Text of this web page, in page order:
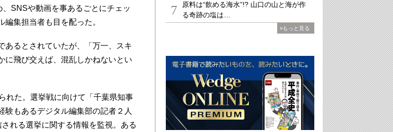
SNSや動画を事あるごとにチェッ
集担当者も目を配った。
るとされていたが、「万一、スキ
に飛び交えば、混乱しかねないとい
れた。選挙戦に向けて「千葉県知事
もあるデジタル編集部の記者２人
れる選挙に関する情報を監視。ある
7
原料は“飲める海水”!? 山口の山と海が作
る奇跡の塩は…
»もっと見る